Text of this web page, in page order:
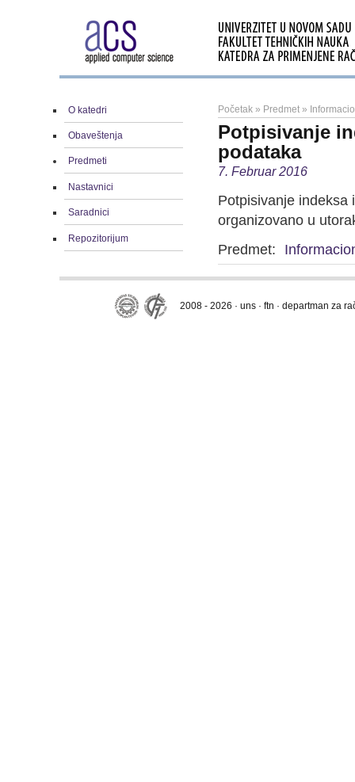
O katedri
Obaveštenja
Predmeti
Nastavnici
Saradnici
Repozitorijum
Početak » Predmet »
Potpisivanje
podataka
7. Februar 2016
Potpisivanje indeksa
organizovano u
Predmet:
2008 - 2026 · uns · ftn · departman za